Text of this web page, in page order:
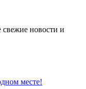
новости и
месте!